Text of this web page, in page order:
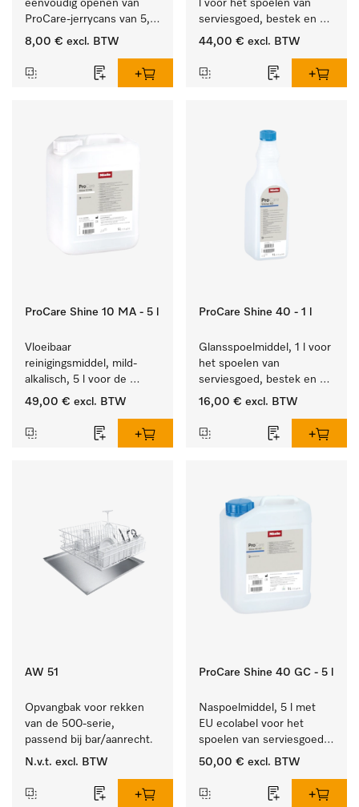
eenvoudig openen van
ProCare-jerrycans van 5,
10 en 20 l.
8,00 € excl. BTW
l voor het spoelen van
serviesgoed, bestek en
ideaal voor glazen.
44,00 € excl. BTW
ProCare Shine 10 MA - 5 l
Vloeibaar
reinigingsmiddel, mild-
alkalisch, 5 l voor de
reiniging van lichte
bestek en glazen.
49,00 € excl. BTW
ProCare Shine 40 - 1 l
Glansspoelmiddel, 1 l voor
het spoelen van
serviesgoed, bestek en
ideaal voor glazen.
16,00 € excl. BTW
AW 51
Opvangbak voor rekken
van de 500-serie,
passend bij bar/aanrecht.
N.v.t. excl. BTW
ProCare Shine 40 GC - 5 l
Naspoelmiddel, 5 l met
EU ecolabel voor het
spoelen van serviesgoed,
bestek en glazen.
50,00 € excl. BTW